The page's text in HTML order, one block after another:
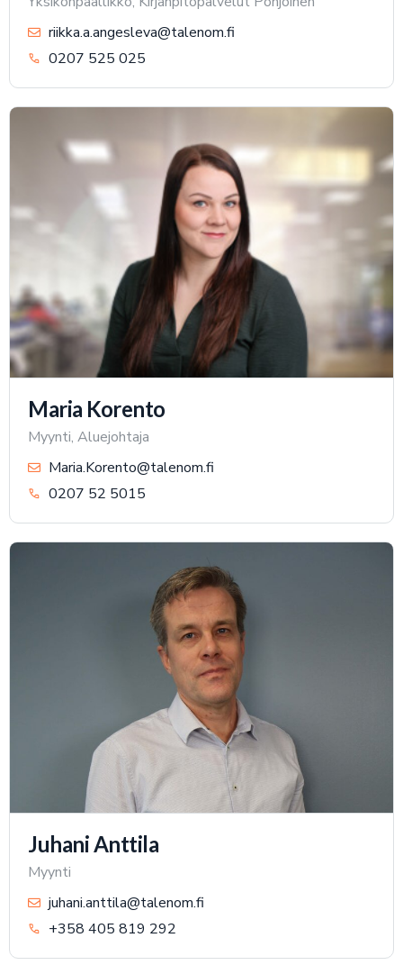
riikka.a.angesleva@talenom.fi
0207 525 025
Maria Korento
Myynti, Aluejohtaja
Maria.Korento@talenom.fi
0207 52 5015
Juhani Anttila
Myynti
juhani.anttila@talenom.fi
+358 405 819 292